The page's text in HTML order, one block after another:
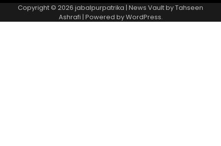
Copyright © 2026 jabalpurpatrika | News Vault byTahseen
Ashrafi | Powered byWordPress.